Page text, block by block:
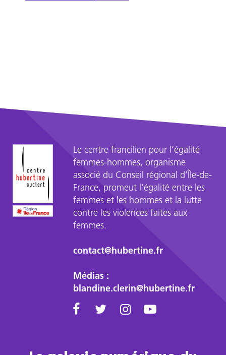
Le centre francilien pour l’égalité
femmes-hommes, organisme
associé du Conseil régional d’Île-de-
France, promeut l’égalité entre les
femmes et les hommes et la lutte
contre les violences faites aux
femmes.
contact@hubertine.fr
Médias :
blandine.clerin@hubertine.fr